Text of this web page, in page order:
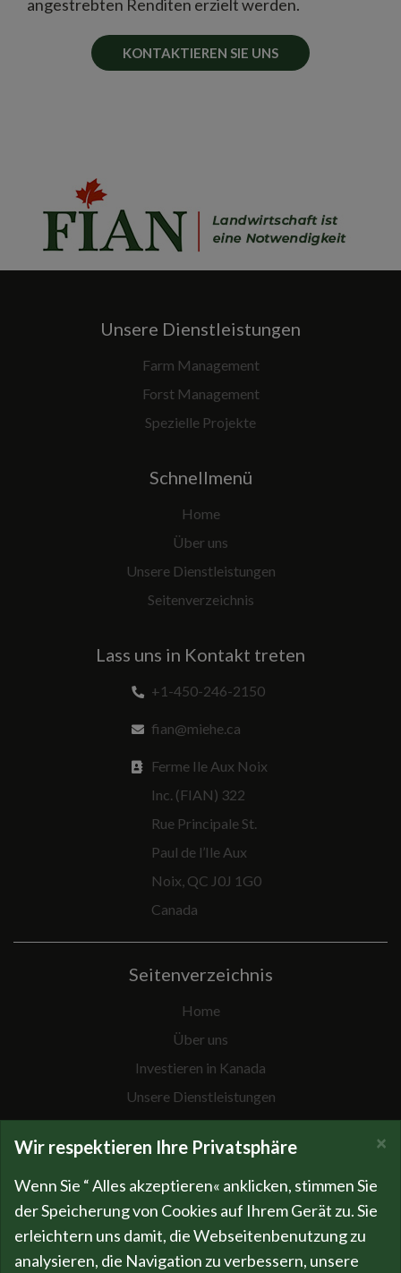
angestrebten Renditen erzielt werden.
KONTAKTIEREN SIE UNS
Unsere Dienstleistungen
Farm Management
Forst Management
Spezielle Projekte
Schnellmenü
Home
Über uns
Unsere Dienstleistungen
Seitenverzeichnis
Lass uns in Kontakt treten
+1-450-246-2150
fian@miehe.ca
Ferme Ile Aux Noix
Inc. (FIAN) 322
Rue Principale St.
Paul de l’Ile Aux
Noix, QC J0J 1G0
Canada
Seitenverzeichnis
Home
Über uns
Investieren in Kanada
Unsere Dienstleistungen
Spezielle Projekte
Neuigkeiten
Firmengeschichte
Kompetenzen
Team
Fakten & Zahlen
×
Wir respektieren Ihre Privatsphäre
Wenn Sie “ Alles akzeptieren« anklicken, stimmen Sie
der Speicherung von Cookies auf Ihrem Gerät zu. Sie
erleichtern uns damit, die Webseitenbenutzung zu
analysieren, die Navigation zu verbessern, unsere